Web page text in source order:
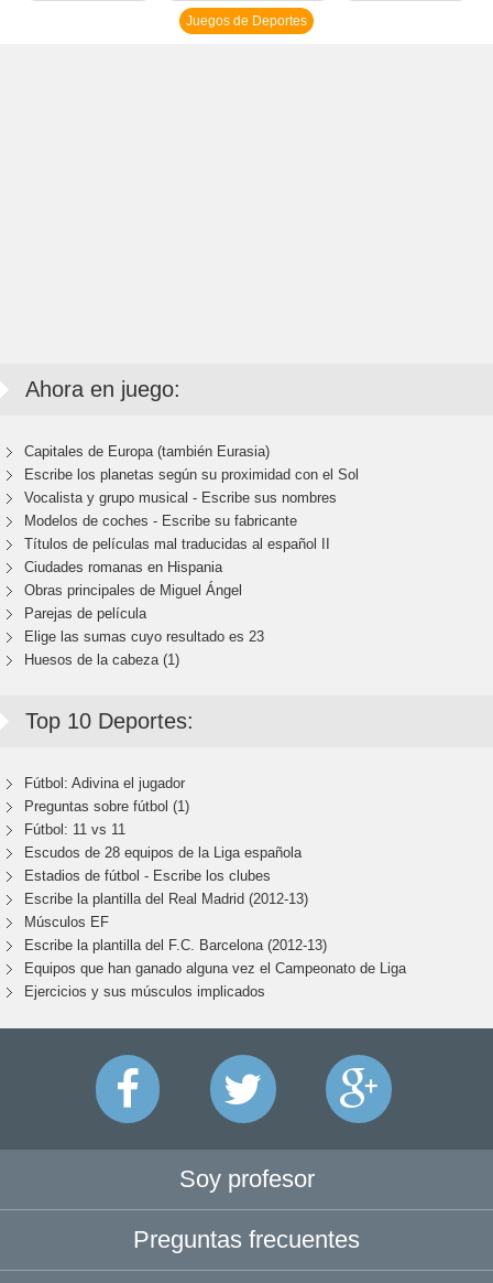
Juegos de Deportes
Ahora en juego:
Capitales de Europa (también Eurasia)
Escribe los planetas según su proximidad con el Sol
Vocalista y grupo musical - Escribe sus nombres
Modelos de coches - Escribe su fabricante
Títulos de películas mal traducidas al español II
Ciudades romanas en Hispania
Obras principales de Miguel Ángel
Parejas de película
Elige las sumas cuyo resultado es 23
Huesos de la cabeza (1)
Top 10 Deportes:
Fútbol: Adivina el jugador
Preguntas sobre fútbol (1)
Fútbol: 11 vs 11
Escudos de 28 equipos de la Liga española
Estadios de fútbol - Escribe los clubes
Escribe la plantilla del Real Madrid (2012-13)
Músculos EF
Escribe la plantilla del F.C. Barcelona (2012-13)
Equipos que han ganado alguna vez el Campeonato de Liga
Ejercicios y sus músculos implicados
Soy profesor
Preguntas frecuentes